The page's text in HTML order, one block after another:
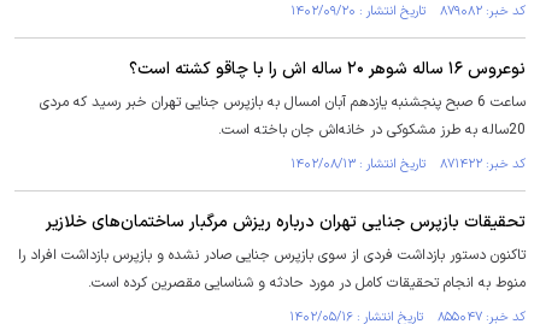
کد خبر: ۸۷۹۰۸۲ تاریخ انتشار : ۱۴۰۲/۰۹/۲۰
نوعروس ۱۶ ساله شوهر ۲۰ ساله اش را با چاقو کشته است؟
ساعت 6 صبح پنجشنبه یازدهم آبان امسال به بازپرس جنایی تهران خبر رسید که مردی
20ساله به طرز مشکوکی در خانه‌اش جان باخته است.
کد خبر: ۸۷۱۴۲۲ تاریخ انتشار : ۱۴۰۲/۰۸/۱۳
تحقیقات بازپرس جنایی تهران درباره ریزش مرگبار ساختمان‌های خلازیر
تاکنون دستور بازداشت فردی از سوی بازپرس جنایی صادر نشده و بازپرس بازداشت افراد را
منوط به انجام تحقیقات کامل در مورد حادثه و شناسایی مقصرین کرده است.
کد خبر: ۸۵۵۰۴۷ تاریخ انتشار : ۱۴۰۲/۰۵/۱۶